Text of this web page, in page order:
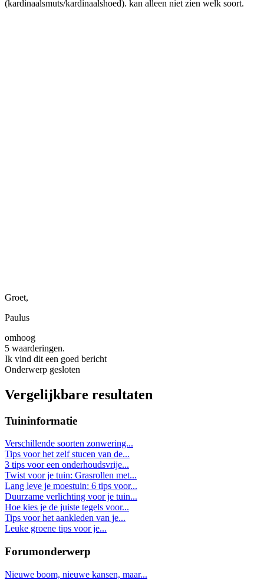
(kardinaalsmuts/kardinaalshoed). kan alleen niet zien welk soort.
Groet,
Paulus
omhoog
5 waarderingen.
Ik vind dit een goed bericht
Onderwerp gesloten
Vergelijkbare resultaten
Tuininformatie
Verschillende soorten zonwering...
Tips voor het zelf stucen van de...
3 tips voor een onderhoudsvrije...
Twist voor je tuin: Grasrollen met...
Lang leve je moestuin: 6 tips voor...
Duurzame verlichting voor je tuin...
Hoe kies je de juiste tegels voor...
Tips voor het aankleden van je...
Leuke groene tips voor je...
Forumonderwerp
Nieuwe boom, nieuwe kansen, maar...